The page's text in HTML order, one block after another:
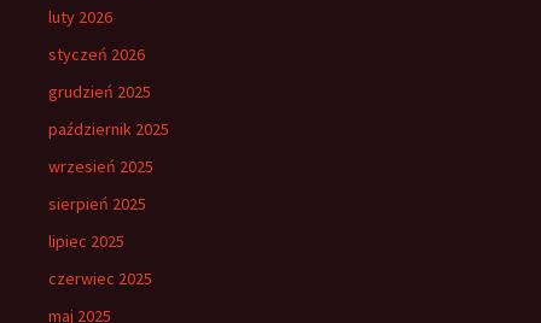
luty 2026
styczeń 2026
grudzień 2025
październik 2025
wrzesień 2025
sierpień 2025
lipiec 2025
czerwiec 2025
maj 2025